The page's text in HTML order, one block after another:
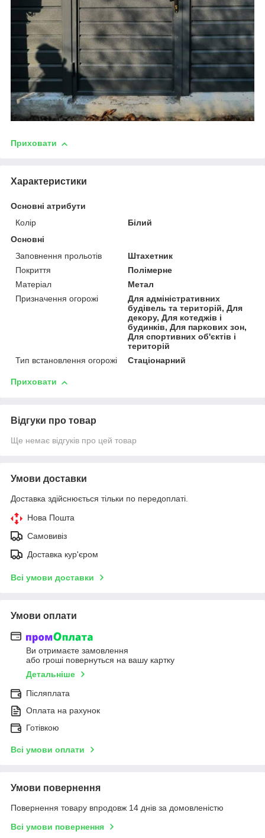
Приховати
Характеристики
Основні атрибути
Колір
Білий
Основні
Заповнення прольотів
Штахетник
Покриття
Полімерне
Матеріал
Метал
Призначення огорожі
Для адміністративних
будівель та територій, Для
декору, Для котеджів і
будинків, Для паркових зон,
Для спортивних об'єктів і
територій
Тип встановлення огорожі
Стаціонарний
Приховати
Відгуки про товар
Ще немає відгуків про цей товар
Умови доставки
Доставка здійснюється тільки по передоплаті.
Нова Пошта
Самовивіз
Доставка кур'єром
Всі умови доставки
Умови оплати
Ви отримаєте замовлення
або гроші повернуться на вашу картку
Детальніше
Післяплата
Оплата на рахунок
Готівкою
Всі умови оплати
Умови повернення
Повернення товару впродовж 14 днів за домовленістю
Всі умови повернення